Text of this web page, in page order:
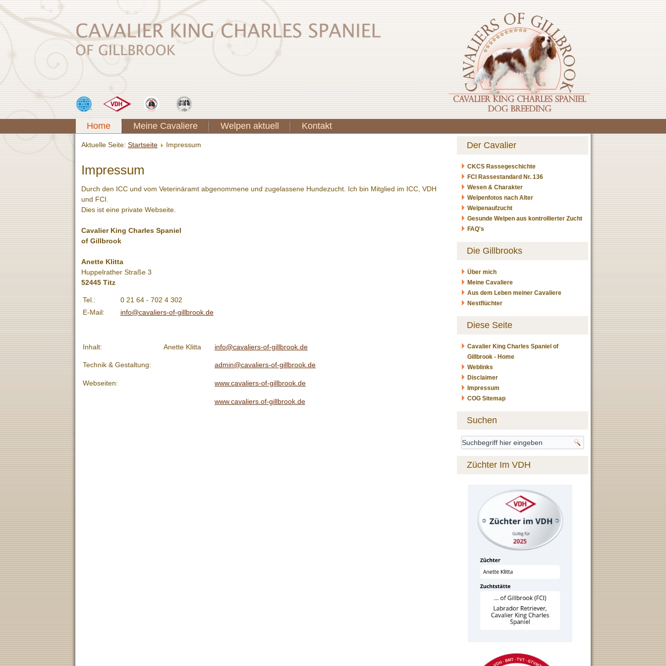
Home Meine Cavaliere Welpen aktuell Kontakt
Aktuelle Seite: Startseite Impressum
Impressum
Durch den ICC und vom Veterinäramt abgenommene und zugelassene Hundezucht. Ich bin Mitglied im ICC, VDH
und FCI.
Dies ist eine private Webseite.
Cavalier King Charles Spaniel
of Gillbrook
Anette Klitta
Huppelrather Straße 3
52445 Titz
Tel.:
0 21 64 - 702 4 302
E-Mail:
info@cavaliers-of-gillbrook.de
Inhalt: Anette Klitta info@cavaliers-of-gillbrook.de
Technik & Gestaltung: admin@cavaliers-of-gillbrook.de
Webseiten: www.cavaliers-of-gillbrook.de
www.cavaliers.of-gillbrook.de
Der Cavalier
CKCS Rassegeschichte
FCI Rassestandard Nr. 136
Wesen & Charakter
Welpenfotos nach Alter
Welpenaufzucht
Gesunde Welpen aus kontrollierter Zucht
FAQ's
Die Gillbrooks
Über mich
Meine Cavaliere
Aus dem Leben meiner Cavaliere
Nestflüchter
Diese Seite
Cavalier King Charles Spaniel of
Gillbrook - Home
Weblinks
Disclaimer
Impressum
COG Sitemap
Suchen
Züchter Im VDH